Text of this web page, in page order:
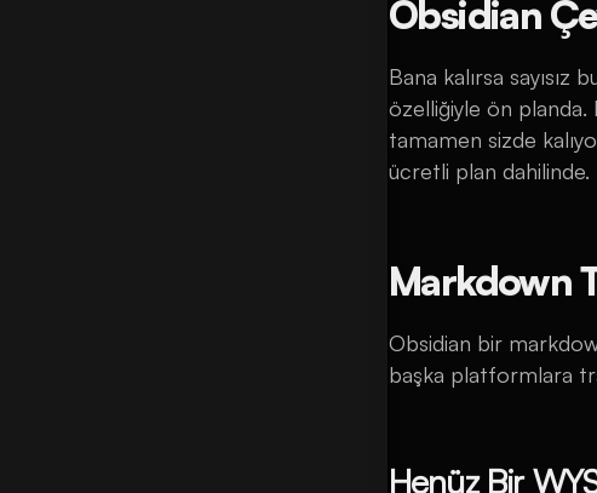
Obsidian
Bana kalırsa sayısız
özelliğiyle ön planda.
tamamen sizde
ücretli plan dahilinde.
Markdown
Obsidian bir
başka platformlara
Henüz Bir